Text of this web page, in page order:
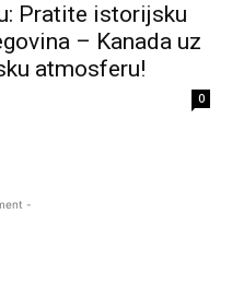
Pratite istorijsku
– Kanada uz
atmosferu!
0
-